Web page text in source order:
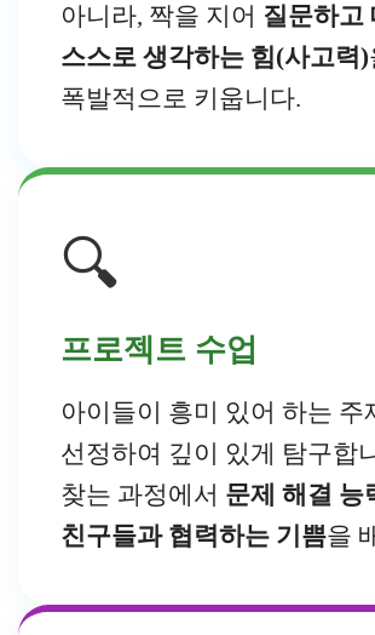
아니라, 짝을 지어 질문하고
스스로 생각하는 힘(사고력)
폭발적으로 키웁니다.
🔍
프로젝트 수업
아이들이 흥미 있어 하는 주
선정하여 깊이 있게 탐구합
찾는 과정에서 문제 해결 능
친구들과 협력하는 기쁨을